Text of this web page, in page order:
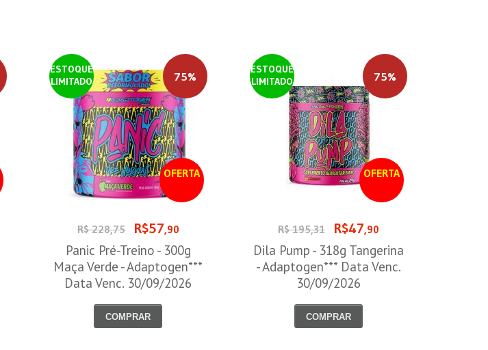
ESTOQUE
LIMITADO
OFERTA
75%
R$ 228,75 R$57,90
Panic Pré-Treino - 300g
Maça Verde - Adaptogen***
Data Venc. 30/09/2026
COMPRAR
ESTOQUE
LIMITADO
OFERTA
75%
R$ 195,31 R$47,90
Dila Pump - 318g Tangerina
- Adaptogen*** Data Venc.
30/09/2026
COMPRAR